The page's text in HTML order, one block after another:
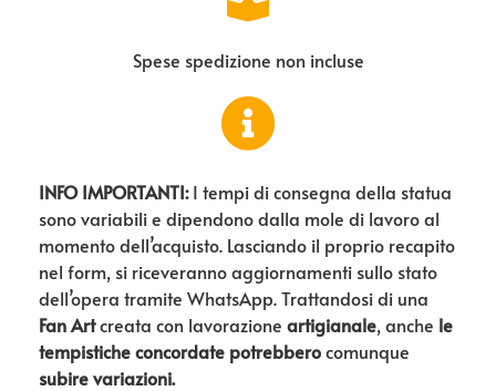
Spese spedizione non incluse
INFO IMPORTANTI:I tempi di consegna della statua
sono variabili e dipendono dalla mole di lavoro al
momento dell’acquisto. Lasciando il proprio recapito
nel form, si riceveranno aggiornamenti sullo stato
dell’opera tramite WhatsApp. Trattandosi di una
Fan Artcreata con lavorazione artigianale, anche le
tempistiche concordate potrebberocomunque
subire variazioni.